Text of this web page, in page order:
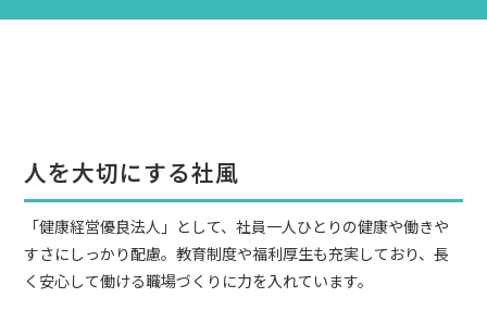
人を大切にする社風
「健康経営優良法人」として、社員一人ひとりの健康や働きや
すさにしっかり配慮。教育制度や福利厚生も充実しており、長
く安心して働ける職場づくりに力を入れています。